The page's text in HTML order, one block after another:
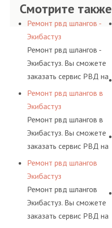
Смотрите также
Ремонт рвд шлангов -
Экибастуз
Ремонт рвд шлангов -
Экибастуз. Вы сможете
заказать сервис РВД на
разовой основе либо на
условиях
долговременного
комплексного
обслуживания
предприятия.
Ремонт рвд шлангов в
Экибастуз
Ремонт рвд шлангов в
Экибастуз. Вы сможете
заказать сервис РВД на
разовой основе либо на
условиях
долговременного
комплексного
обслуживания
Ремонт рвд шлангов
Экибастуз
Ремонт рвд шлангов
Экибастуз. Вы сможете
заказать сервис РВД на